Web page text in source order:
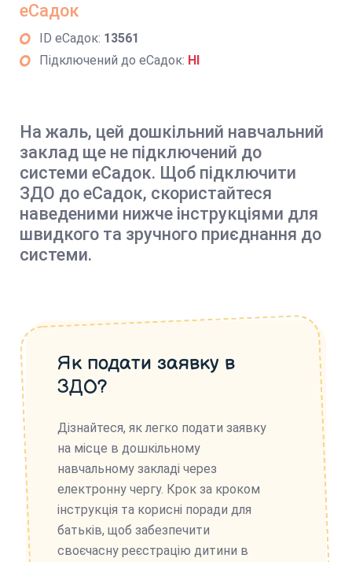
еСадок
ID еСадок: 13561
Підключений до еСадок: НІ
На жаль, цей дошкільний навчальний
заклад ще не підключений до
системи еСадок. Щоб підключити
ЗДО до еСадок, скористайтеся
наведеними нижче інструкціями для
швидкого та зручного приєднання до
системи.
Як подати заявку в
ЗДО?
Дізнайтеся, як легко подати заявку
на місце в дошкільному
навчальному закладі через
електронну чергу. Крок за кроком
інструкція та корисні поради для
батьків, щоб забезпечити
своєчасну реєстрацію дитини в